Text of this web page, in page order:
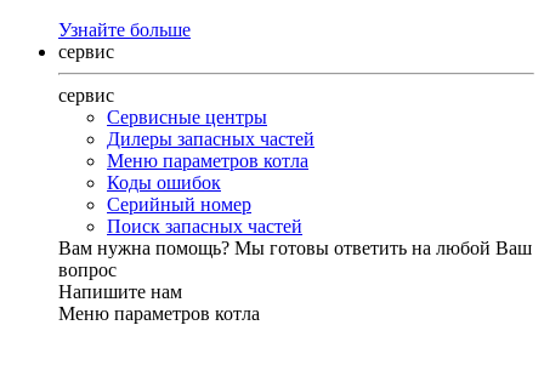
Узнайте больше
сервис
сервис
Сервисные центры
Дилеры запасных частей
Меню параметров котла
Коды ошибок
Серийный номер
Поиск запасных частей
Вам нужна помощь? Мы готовы ответить на любой Ваш
вопрос
Напишите нам
Меню параметров котла